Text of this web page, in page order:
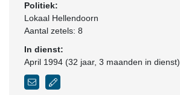
Politiek:
Lokaal Hellendoorn
Aantal zetels: 8
In dienst:
April 1994 (32 jaar, 3 maanden in dienst)